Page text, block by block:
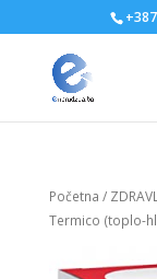
Početna /
Termico (toplo-